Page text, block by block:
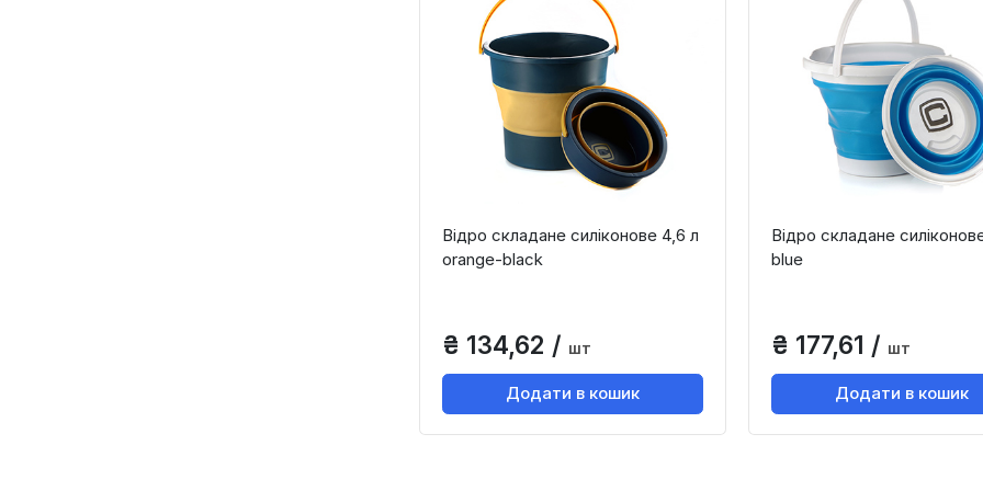
Відро складане силіконове 4,6 л
orange-black
₴ 134,62 / шт
Додати в кошик
Відро складане
blue
₴ 177,61 / шт
Додати в кошик